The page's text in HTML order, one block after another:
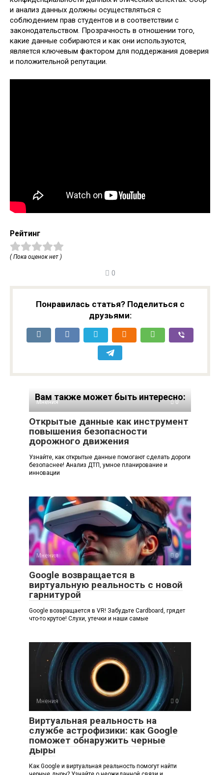
и анализ данных должны осуществляться с
соблюдением прав студентов и в соответствии с
законодательством. Прозрачность в отношении того‚
какие данные собираются и как они используются‚
является ключевым фактором для поддержания доверия
и положительной репутации.
Рейтинг
( Пока оценок нет )
0
Понравилась статья? Поделиться с
друзьями:
Вам также может быть интересно:
Мнения 0
Открытые данные как инструмент
повышения безопасности
дорожного движения
Узнайте, как открытые данные помогают сделать дороги
безопаснее! Анализ ДТП, умное планирование и
инновации
Мнения 0
Google возвращается в
виртуальную реальность с новой
гарнитурой
Google возвращается в VR! Забудьте Cardboard, грядет
что-то крутое! Слухи, утечки и наши самые
Мнения 0
Виртуальная реальность на
службе астрофизики: как Google
поможет обнаружить черные
дыры
Как Google и виртуальная реальность помогут найти